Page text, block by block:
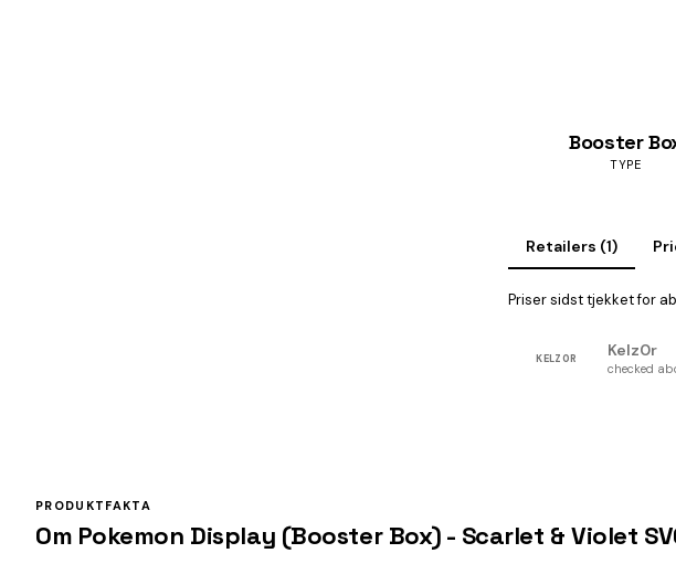
Booster
TYPE
Retailers (1)
Priser sidst tjekket for
KELZ0R Kelz0r
checked
PRODUKTFAKTA
Om Pokemon Display (Booster Box) - Scarlet & Violet